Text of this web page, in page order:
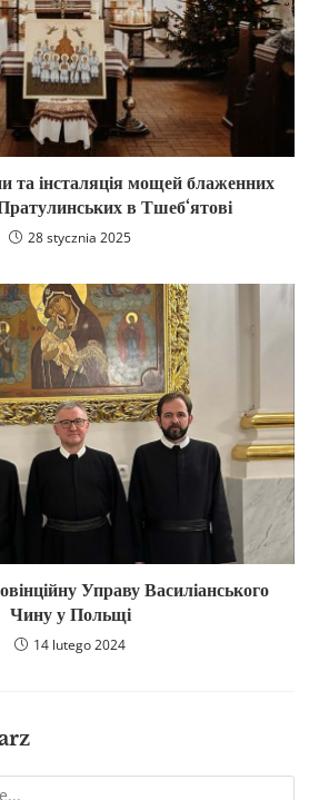
та інсталяція мощей блаженних
в Тшеб‘ятові
28 stycznia 2025
Управу Василіанського
Чину у Польщі
14 lutego 2024